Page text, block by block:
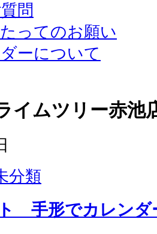
問
ってのお願い
ーについて
イムツリー赤池
分類
手形でカレン